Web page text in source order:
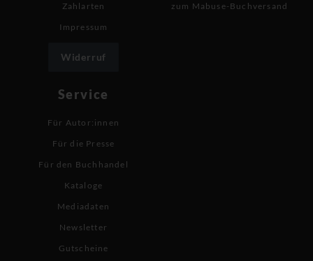
Zahlarten
Impressum
Widerruf
zum Mabuse-Buchversand
Service
Für Autor:innen
Für die Presse
Für den Buchhandel
Kataloge
Mediadaten
Newsletter
Gutscheine